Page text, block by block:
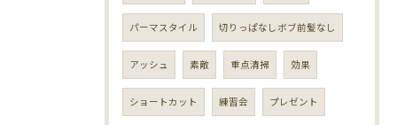
パーマスタイル 切りっぱなしボブ前髪なし
アッシュ 素敵 重点清掃 効果
ショートカット 練習会 プレゼント